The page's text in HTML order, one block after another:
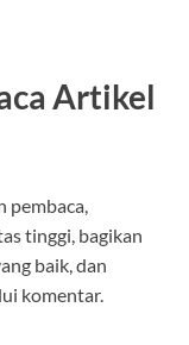
Artikel
pembaca,
tinggi, bagikan
baik, dan
komentar.